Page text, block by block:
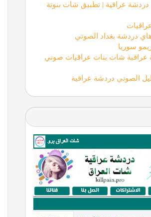
عراقية | تطبيق شات بنوتة
دردشة بغداد الصوتي
سوريا
عراقية شات بنات عراقيات صوتي
الصوتي دردشة عراقية